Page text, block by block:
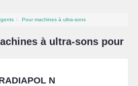
Pour machines à ultra-sons
à ultra-sons pour
N